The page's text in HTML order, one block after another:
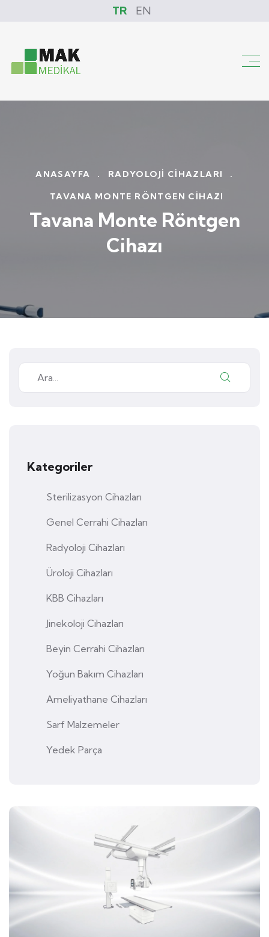
TR EN
ANASAYFA . RADYOLOJI CIHAZLARI .
TAVANA MONTE RÖNTGEN CIHAZI
Tavana Monte Röntgen
Cihazı
Kategoriler
Sterilizasyon Cihazları
Genel Cerrahi Cihazları
Radyoloji Cihazları
Üroloji Cihazları
KBB Cihazları
Jinekoloji Cihazları
Beyin Cerrahi Cihazları
Yoğun Bakım Cihazları
Ameliyathane Cihazları
Sarf Malzemeler
Yedek Parça